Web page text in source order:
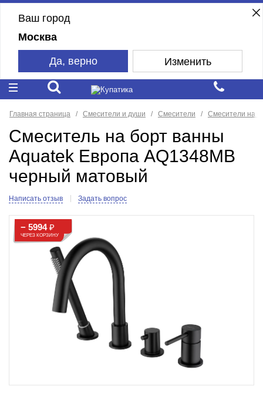
Ваш город
Москва
Да, верно Изменить
Главная страница Смесители и души Смесители Смесители на
Смеситель на борт ванны
Aquatek Европа AQ1348MB
черный матовый
Написать отзыв Задать вопрос
− 5994₽
ЧЕРЕЗ КОРЗИНУ